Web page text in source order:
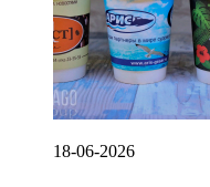
18-06-2026